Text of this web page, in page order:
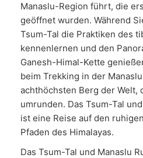
Manaslu-Region führt, die
geöffnet wurden. Während
Tsum-Tal die Praktiken des
kennenlernen und den
Ganesh-Himal-Kette
beim Trekking in der
achthöchsten Berg der Welt,
umrunden. Das Tsum-Tal
ist eine Reise auf den
Pfaden des Himalayas.
Das Tsum-Tal und Manaslu